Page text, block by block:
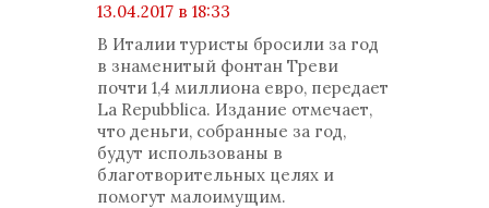
13.04.2017 в 18:33
просмотров: 1339
комментариев: 0
В Италии туристы бросили за год
в знаменитый фонтан Треви
почти 1,4 миллиона евро, передает
La Repubblica. Издание отмечает,
что деньги, собранные за год,
будут использованы в
благотворительных целях и
помогут малоимущим.